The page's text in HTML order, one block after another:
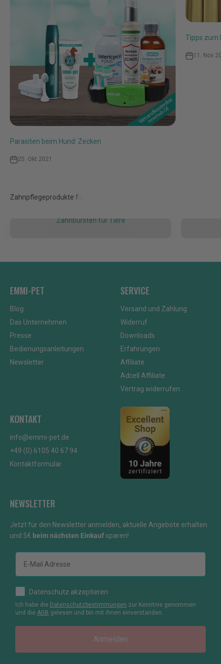
Parasiten beim Hund: Zecken
25. Okt 2021
Tipps zum
11. Nov
Zahnbürsten für Tiere
EMMI-PET
Blog
Das Unternehmen
Presse
Bedienungsanleitungen
Newsletter
SERVICE
Versand und Zahlung
Widerruf
Downloads
Erfahrungen
Affiliate
Adcell Affiliate
Vertrag widerrufen
KONTAKT
info@emmi-pet.de
+49 (0) 6105 40 67 94
Kontaktformular
NEWSLETTER
Jetzt für den Newsletter anmelden, aktuelle Angebote erhalten
und 5€ beim nächsten Einkaufsparen!
E-mail
How would you like to hear from us?
Datenschutz akzeptieren
Ich habe die Datenschutzbestimmungen zur Kenntnis genommen
und die AGB gelesen und bin mit ihnen einverstanden.
Anmelden